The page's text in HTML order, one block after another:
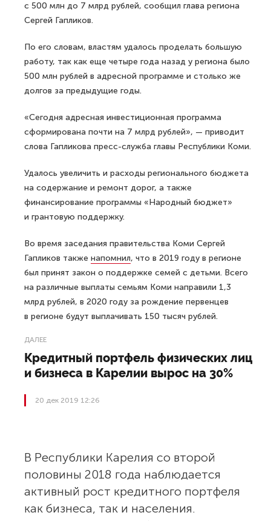
с 500 млн до 7 млрд рублей, сообщил глава региона
Сергей Гапликов.
По его словам, властям удалось проделать большую
работу, так как еще четыре года назад у региона было
500 млн рублей в адресной программе и столько же
долгов за предыдущие годы.
«Сегодня адресная инвестиционная программа
сформирована почти на 7 млрд рублей», — приводит
слова Гапликова пресс-служба главы Республики Коми.
Удалось увеличить и расходы регионального бюджета
на содержание и ремонт дорог, а также
финансирование программы «Народный бюджет»
и грантовую поддержку.
Во время заседания правительства Коми Сергей
Гапликов также напомнил, что в 2019 году в регионе
был принят закон о поддержке семей с детьми. Всего
на различные выплаты семьям Коми направили 1,3
млрд рублей, в 2020 году за рождение первенцев
в регионе будут выплачивать 150 тысяч рублей.
ДАЛЕЕ
Кредитный портфель физических лиц
и бизнеса в Карелии вырос на 30%
20 дек 2019 12:26
В Республики Карелия со второй
половины 2018 года наблюдается
активный рост кредитного портфеля
как бизнеса, так и населения.